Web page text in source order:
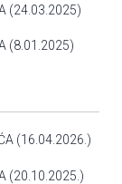
(24.03.2025)
(8.01.2025)
(16.04.2026.)
(20.10.2025.)